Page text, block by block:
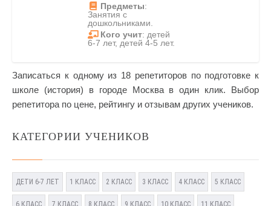
Предметы:
Занятия с
дошкольниками.
Кого учит: детей
6-7 лет, детей 4-5 лет.
Записаться к одному из 18 репетиторов по подготовке к
школе (история) в городе Москва в один клик. Выбор
репетитора по цене, рейтингу и отзывам других учеников.
КАТЕГОРИИ УЧЕНИКОВ
ДЕТИ 6-7 ЛЕТ 1 КЛАСС 2 КЛАСС 3 КЛАСС 4 КЛАСС 5 КЛАСС
6 КЛАСС 7 КЛАСС 8 КЛАСС 9 КЛАСС 10 КЛАСС 11 КЛАСС